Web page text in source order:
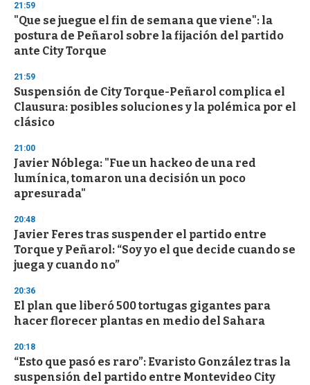
d
s
o
f
3
s
e
c
o
n
21:59
"Que se juegue el fin de semana que viene": la
postura de Peñarol sobre la fijación del partido
ante City Torque
21:59
Suspensión de City Torque-Peñarol complica el
Clausura: posibles soluciones y la polémica por el
clásico
21:00
Javier Nóblega: "Fue un hackeo de una red
lumínica, tomaron una decisión un poco
apresurada"
20:48
Javier Feres tras suspender el partido entre
Torque y Peñarol: “Soy yo el que decide cuando se
juega y cuando no”
20:36
El plan que liberó 500 tortugas gigantes para
hacer florecer plantas en medio del Sahara
20:18
“Esto que pasó es raro”: Evaristo González tras la
suspensión del partido entre Montevideo City